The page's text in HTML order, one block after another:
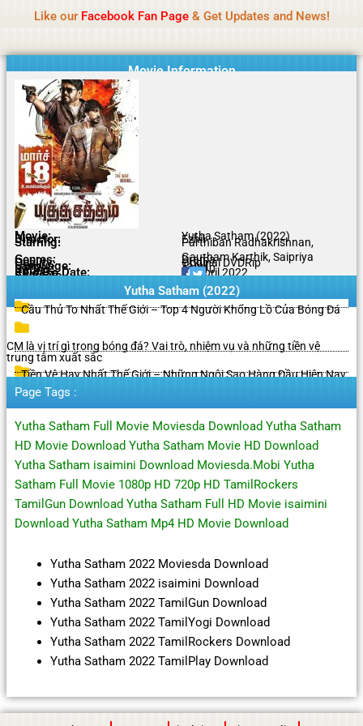
content
Like our Facebook Fan Page& Get Updates and News!
Movie Information
Movie: Yutha Satham (2022)
Director: Ezhil
Starring:
Parthiban Radhakrishnan,
Gautham Karthik, Saipriya
Genres: Drama
Quality: Original DVDRip
Language: Tamil
Rating: 6.8/10
Release Date: 01 April 2022
Share To:
Yutha Satham (2022)
Cầu Thủ To Nhất Thế Giới – Top 4 Người Khổng Lồ Của Bóng Đá
CM là vị trí gì trong bóng đá? Vai trò, nhiệm vụ và những tiền vệ
trung tâm xuất sắc
Tiền Vệ Hay Nhất Thế Giới – Những Ngôi Sao Hàng Đầu Hiện Nay
Page Tags :
Yutha Satham Full Movie Moviesda Download Yutha Satham
HD Movie Download Yutha Satham Movie HD Download
Yutha Satham isaimini Download Moviesda.Mobi Yutha
Satham Full Movie 1080p HD 720p HD TamilRockers
TamilGun Download Yutha Satham Full HD Movie isaimini
Download Yutha Satham Mp4 HD Movie Download
Yutha Satham 2022 Moviesda Download
Yutha Satham 2022 isaimini Download
Yutha Satham 2022 TamilGun Download
Yutha Satham 2022 TamilYogi Download
Yutha Satham 2022 TamilRockers Download
Yutha Satham 2022 TamilPlay Download
Policy:Contributors are provided with paid
daily. The owner does not promote or endorse
casino, gambling, betting, or CBD.